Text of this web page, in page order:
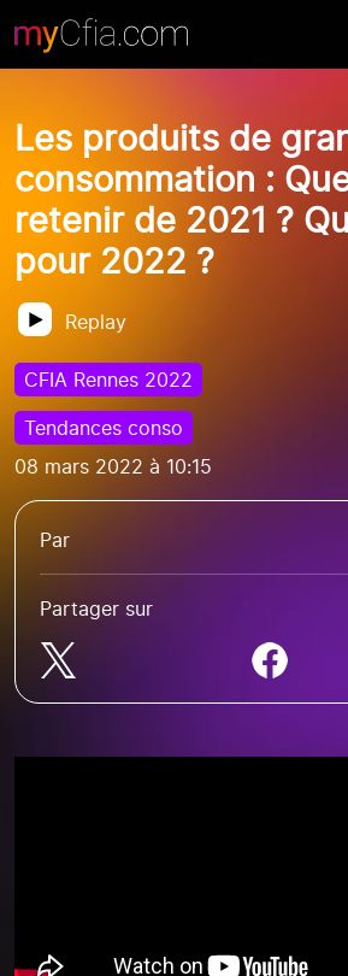
Les produits de
consommation :
retenir de 2021 ?
pour 2022 ?
Replay
CFIA Rennes 2022
Tendances conso
08 mars 2022 à 10:15
Par
Partager sur